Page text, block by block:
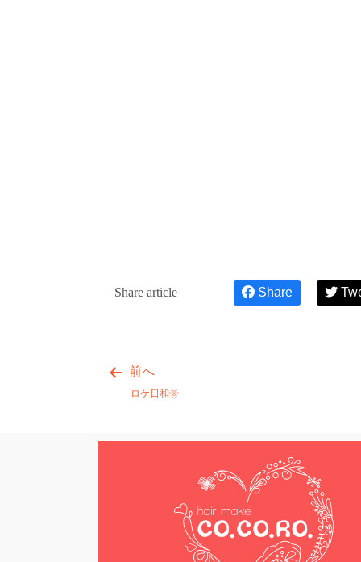
Share article Share
前へ
ロケ日和🌞